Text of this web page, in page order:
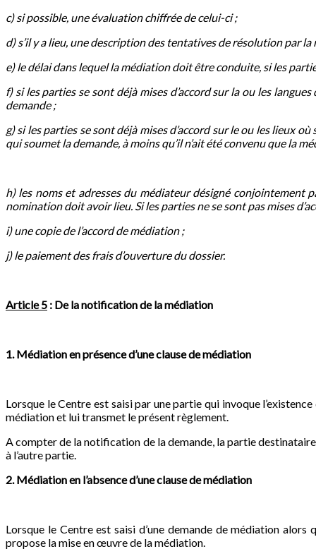
c)si possible, une évaluation chiffrée de celui-ci ;
d)s’il y a lieu, une description des tentatives de résolution par
e)le délai dans lequel la médiation doit être conduite, si les
f) si les parties se sont déjà mises d’accord sur la ou les
demande ;
g)si les parties se sont déjà mises d’accord sur le ou les lieux
qui soumet la demande, à moins qu’il n’ait été convenu que la
h) les noms et adresses du médiateur désigné conjointement
nomination doit avoir lieu. Si les parties ne se sont pas mises
i)une copie de l’accord de médiation ;
j)le paiement des frais d’ouverture du dossier.
Article 5 : De la notification de la médiation
1. Médiation en présence d’une clause de médiation
Lorsque le Centre est saisi par une partie qui invoque
médiation et lui transmet le présent règlement.
A compter de la notification de la demande, la partie
à l’autre partie.
2. Médiation en l’absence d’une clause de médiation
Lorsque le Centre est saisi d’une demande de médiation
propose la mise en œuvre de la médiation.